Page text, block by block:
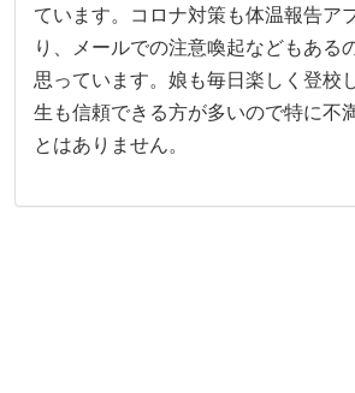
ています。コロナ対策も体温報告ア
り、メールでの注意喚起などもある
思っています。娘も毎日楽しく登校
生も信頼できる方が多いので特に不
とはありません。